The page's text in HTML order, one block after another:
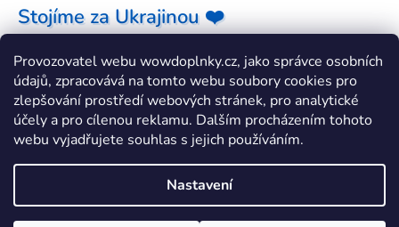
Provozovatel webu wowdoplnky.cz, jako správce osobních
údajů, zpracovává na tomto webu soubory cookies pro
zlepšování prostředí webových stránek, pro analytické
účely a pro cílenou reklamu. Dalším procházením tohoto
webu vyjadřujete souhlas s jejich používáním.
Nastavení
Stojíme za Ukrajinou ❤️
Jak a čím pomoci »